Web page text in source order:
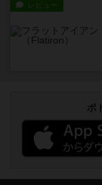
レビュー
ボ